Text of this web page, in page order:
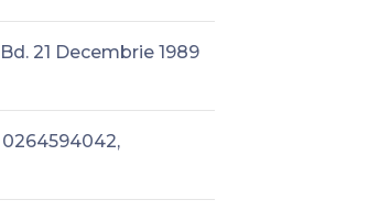
21 Decembrie 1989